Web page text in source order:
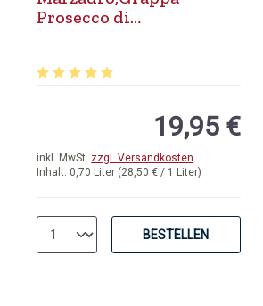
Prosecco di
Inhalt: 0,70 Liter (28,50 € / 1 Liter)
inkl. MwSt. zzgl. Versandkosten
19,95 €
BESTELLEN